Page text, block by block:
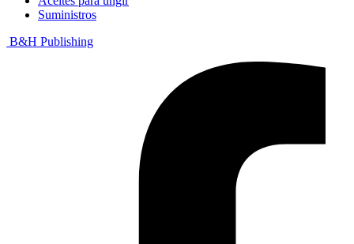
Suministros
B&H Publishing